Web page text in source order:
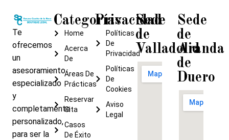
Te
ofrecemos
un
asesoramiento
especializado
y
completamente
personalizado,
para ser la
Categorías
Home
Acerca
De
Áreas De
Prácticas
Reservar
Cita
Casos
De Éxito
Privacidad
Políticas
De
Privacidad
Políticas
De
Cookies
Aviso
Legal
Sede
de
Valladolid
Sede
de
Aranda
de
Duero